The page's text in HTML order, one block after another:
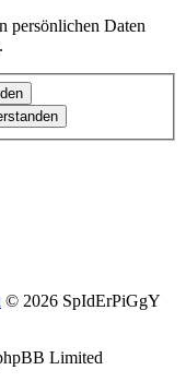
persönlichen Daten
© 2026 SpIdErPiGgY
Limited